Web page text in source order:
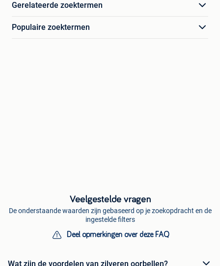
Gerelateerde zoektermen
Populaire zoektermen
Veelgestelde vragen
De onderstaande waarden zijn gebaseerd op je zoekopdracht en de
ingestelde filters
Deel opmerkingen over deze FAQ
Wat zijn de voordelen van zilveren oorbellen?